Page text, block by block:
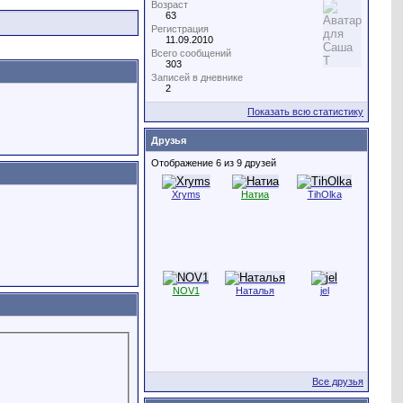
Возраст
63
Регистрация
11.09.2010
Всего сообщений
303
Записей в дневнике
2
Показать всю статистику
Друзья
Отображение 6 из 9 друзей
Xryms Натиа TihOlka
NOV1 Наталья jel
Все друзья